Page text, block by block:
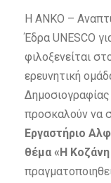
Η ΑΝΚΟ –
Έδρα UNESCO
φιλοξενείται
ερευνητική
προσκαλούν να
Εργαστήριο
θέμα «Η